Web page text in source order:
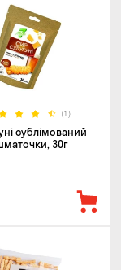
(1)
сублімований
30г